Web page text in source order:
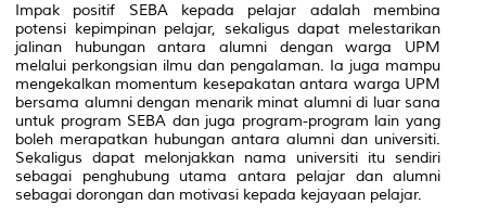
Impak positif SEBA kepada pelajar adalah membina
potensi kepimpinan pelajar, sekaligus dapat melestarikan
jalinan hubungan antara alumni dengan warga UPM
melalui perkongsian ilmu dan pengalaman. Ia juga mampu
mengekalkan momentum kesepakatan antara warga UPM
bersama alumni dengan menarik minat alumni di luar sana
untuk program SEBA dan juga program-program lain yang
boleh merapatkan hubungan antara alumni dan universiti.
Sekaligus dapat melonjakkan nama universiti itu sendiri
sebagai penghubung utama antara pelajar dan alumni
sebagai dorongan dan motivasi kepada kejayaan pelajar.